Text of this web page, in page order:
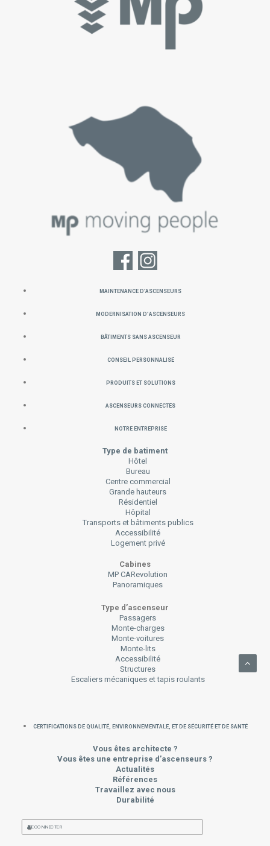
MAINTENANCE D’ASCENSEURS
Modernisation d’ascenseurs
Bâtiments sans ascenseur
Conseil personnalisé
PRODUITS ET SOLUTIONS
Ascenseurs connectés
Notre Entreprise
Type de batiment
Hôtel
Bureau
Centre commercial
Grande hauteurs
Résidentiel
Hôpital
Transports et bâtiments publics
Accessibilité
Logement privé
Cabines
MP CARevolution
Panoramiques
Type d’ascenseur
Passagers
Monte-charges
Monte-voitures
Monte-lits
Accessibilité
Structures
Escaliers mécaniques et tapis roulants
CERTIFICATIONS DE QUALITÉ, ENVIRONNEMENTALE, ET DE SÉCURITÉ ET DE SANTÉ
Vous êtes architecte ?
Vous êtes une entreprise d’ascenseurs ?
Actualités
Références
Travaillez avec nous
Durabilité
SE CONNECTER